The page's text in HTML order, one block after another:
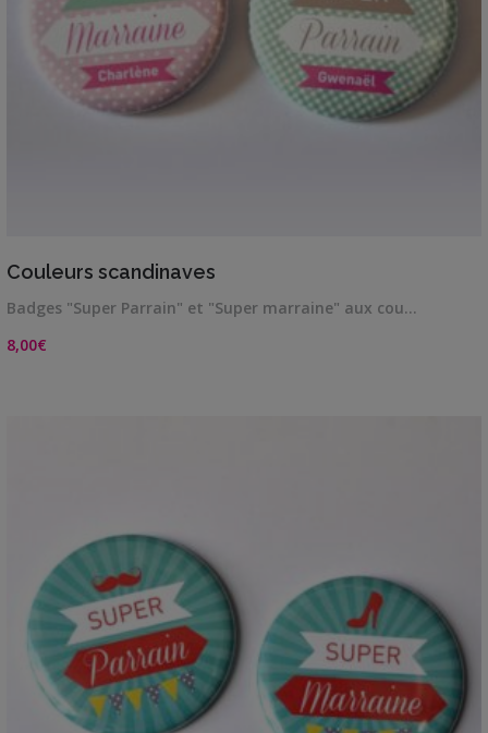
Couleurs scandinaves
Badges "Super Parrain" et "Super marraine" aux cou…
8,00€